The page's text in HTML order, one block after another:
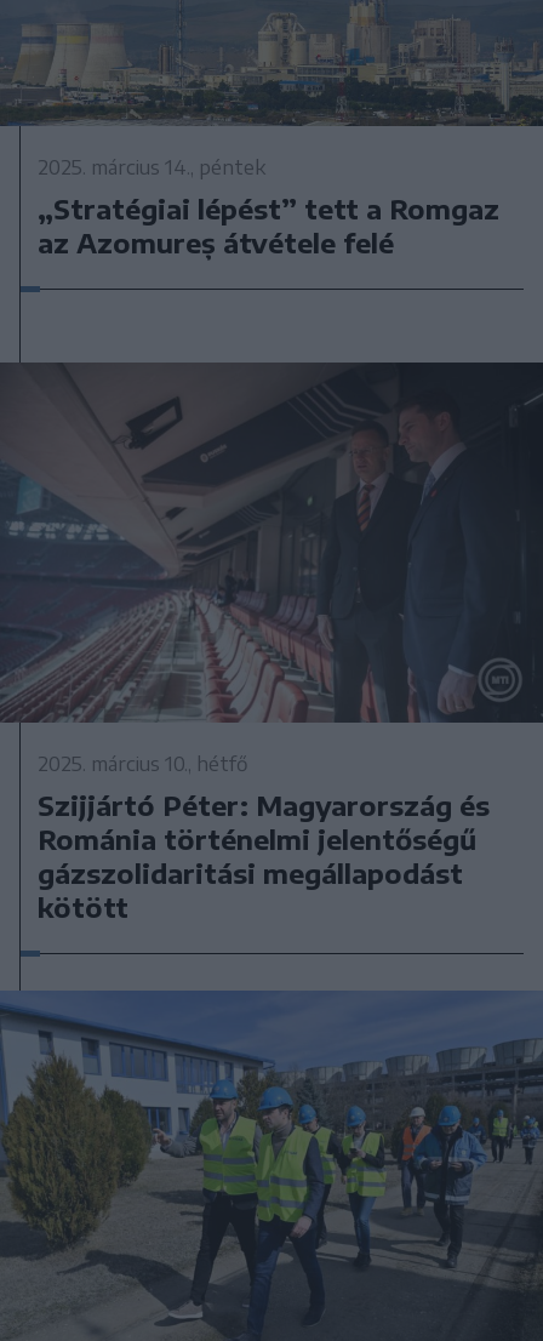
2025. március 14., péntek
„Stratégiai lépést” tett a Romgaz
az Azomureș átvétele felé
2025. március 10., hétfő
Szijjártó Péter: Magyarország és
Románia történelmi jelentőségű
gázszolidaritási megállapodást
kötött